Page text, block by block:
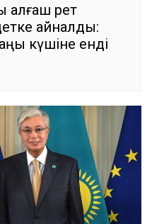
алғаш рет
айналды:
күшіне енді